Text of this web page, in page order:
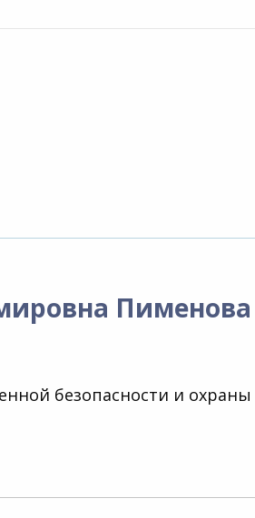
Пименова
безопасности и охраны